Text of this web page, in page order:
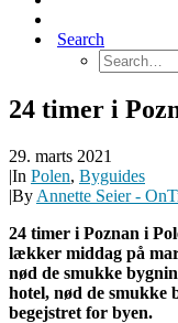
Search
24 timer i
29. marts 2021
|In Polen, Byguides
|By Annette Seier -
24 timer i Poznan i
lækker middag på
nød de smukke
hotel, nød de smukke
begejstret for byen.